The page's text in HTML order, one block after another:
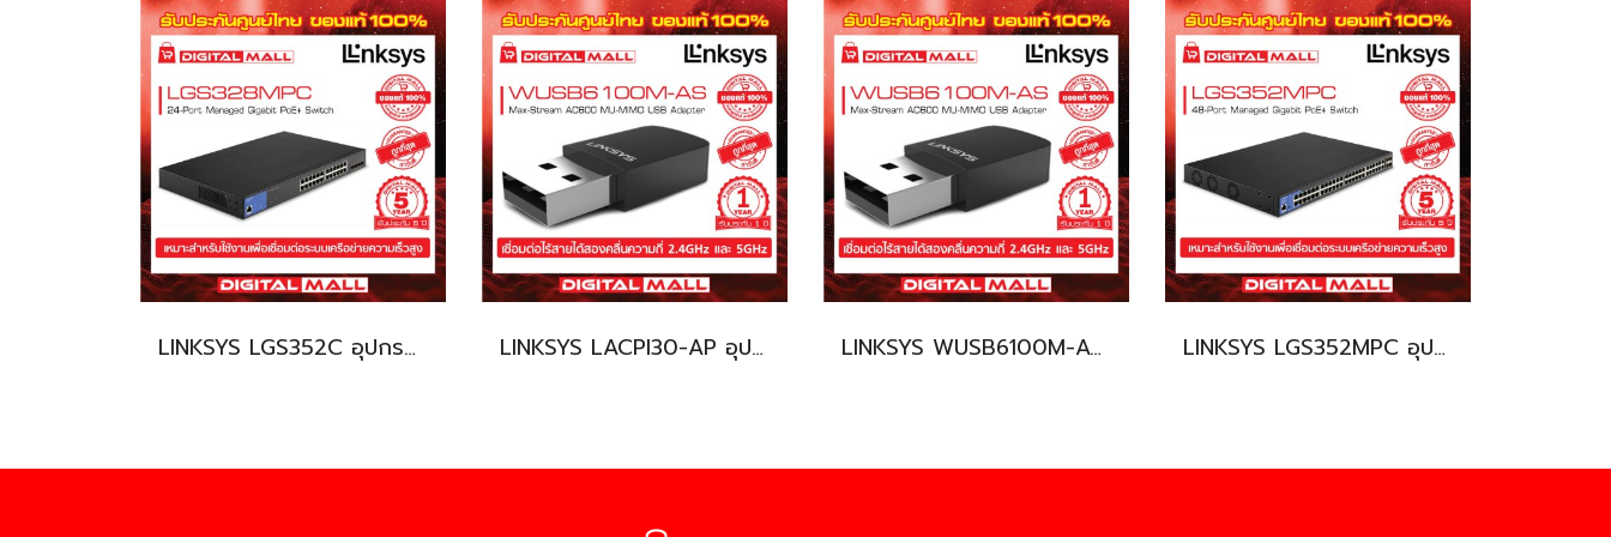
LINKSYS LGS352C อุปกรณ์ขยายสัญญาณ (Switch Hub) LINKSYS LACPI30-AP อุปกรณ์จ่ายไฟ (POE Injector) LINKSYS WUSB6100M-AS อุปกรณ์ขยายสัญญาณ (Switch Hub) LINKSYS LGS352MPC อุปกรณ์ขยายสัญญาณ (Switch Hub)